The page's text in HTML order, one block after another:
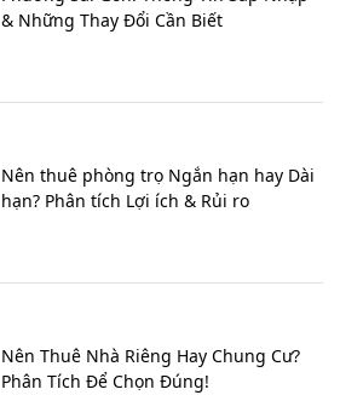
& Những Thay Đổi Cần Biết
Nên thuê phòng trọ Ngắn hạn hay Dài
hạn? Phân tích Lợi ích & Rủi ro
Nên Thuê Nhà Riêng Hay Chung Cư?
Phân Tích Để Chọn Đúng!